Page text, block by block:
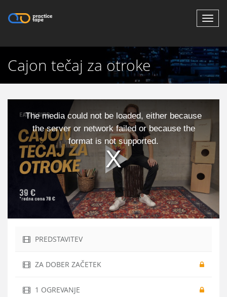
Cajon tečaj za otroke
PREDSTAVITEV
ZA DOBER ZAČETEK
1 OGREVANJE
Play
The media could not be loaded, either because
the server or network failed or because the
format is not supported.